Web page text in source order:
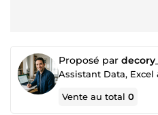
Proposé par
Assistant Data,
Vente au total0